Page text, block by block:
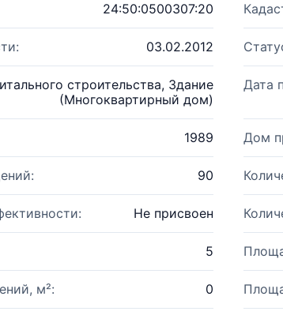
24:50:0500307:20
03.02.2012
строительства, Здание
(Многоквартирный дом)
Дата
1989 Дом
90
Не присвоен
5
м²: 0